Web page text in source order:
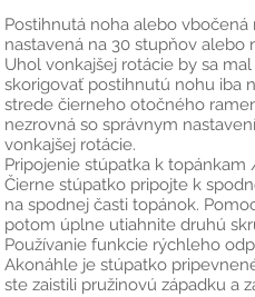
Postihnutá noha alebo
nastavená na 30 stupňov alebo
Uhol vonkajšej rotácie by sa
skorigovať postihnutú nohu iba
strede čierneho otočného
nezrovná so správnym
vonkajšej rotácie.
Pripojenie stúpatka k topánkam
Čierne stúpatko pripojte k
na spodnej časti topánok.
potom úplne utiahnite druhú
Používanie funkcie rýchleho
Akonáhle je stúpatko
ste zaistili pružinovú západku a